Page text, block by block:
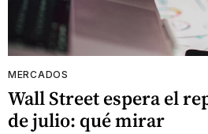
MERCADOS
Wall Street espera el
de julio: qué mirar